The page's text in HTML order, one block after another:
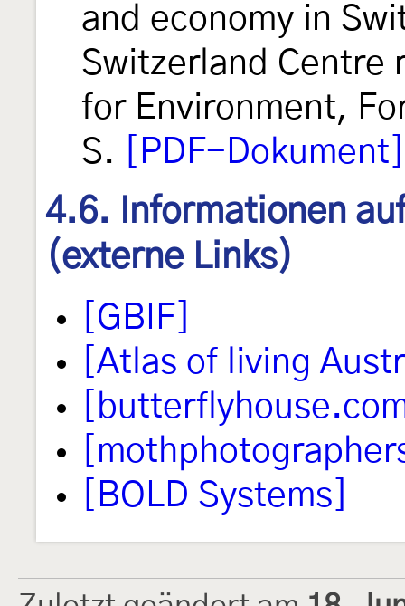
and economy in
Switzerland Centre
for Environment,
S.
[PDF-Dokument]
4.6. Informationen
(externe Links)
[GBIF]
[Atlas of living
[BOLD Systems]